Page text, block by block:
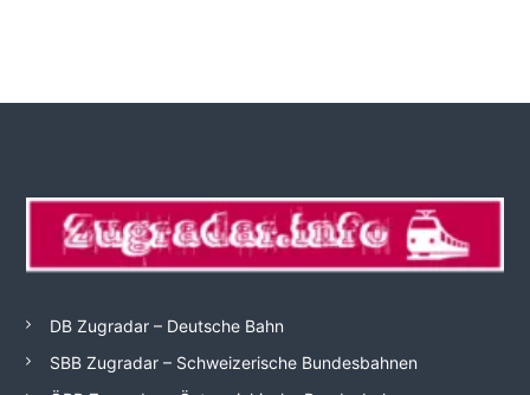
DB Zugradar – Deutsche Bahn
SBB Zugradar – Schweizerische Bundesbahnen